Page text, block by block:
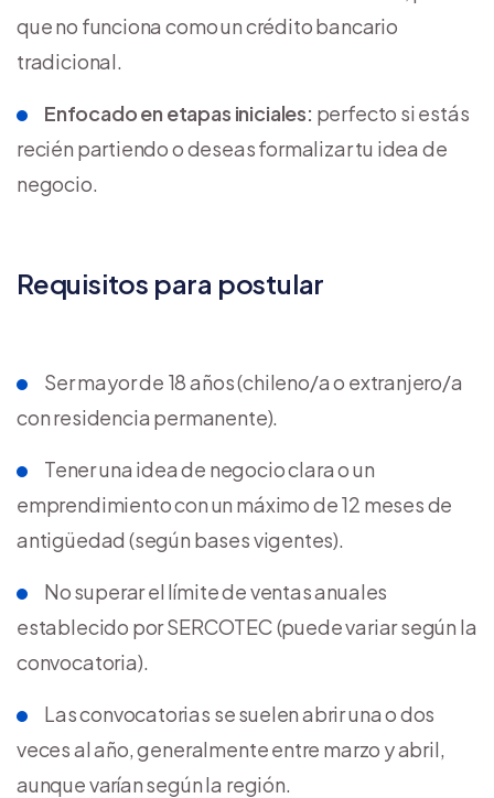
que no funciona como un crédito bancario
tradicional.
Enfocado en etapas iniciales: perfecto si estás
recién partiendo o deseas formalizar tu idea de
negocio.
Requisitos para postular
Ser mayor de 18 años (chileno/a o extranjero/a
con residencia permanente).
Tener una idea de negocio clara o un
emprendimiento con un máximo de 12 meses de
antigüedad (según bases vigentes).
No superar el límite de ventas anuales
establecido por SERCOTEC (puede variar según la
convocatoria).
Las convocatorias se suelen abrir una o dos
veces al año, generalmente entre marzo y abril,
aunque varían según la región.